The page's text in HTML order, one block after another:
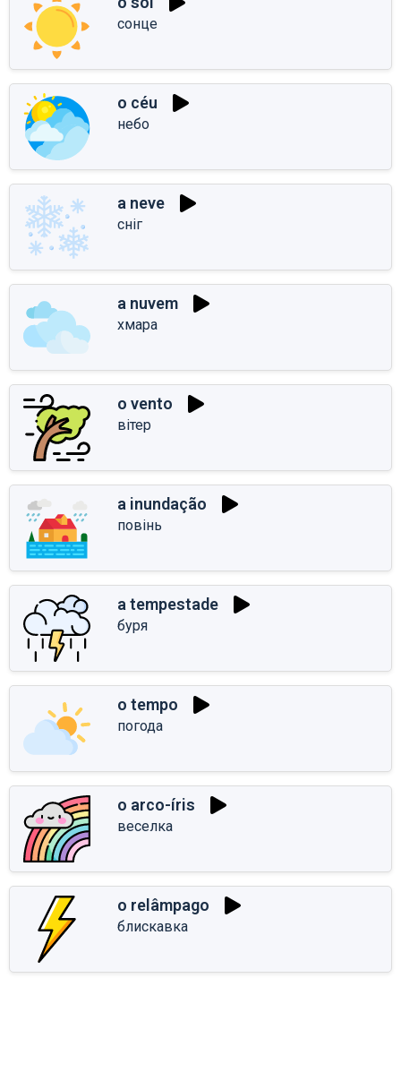
сонце
o céu
небо
a neve
сніг
a nuvem
хмара
o vento
вітер
a inundação
повінь
a tempestade
буря
o tempo
погода
o arco-íris
веселка
o relâmpago
блискавка